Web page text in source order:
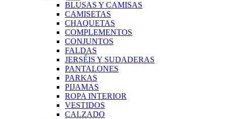
BLUSAS Y CAMISAS
CAMISETAS
CHAQUETAS
COMPLEMENTOS
CONJUNTOS
FALDAS
JERSÉIS Y SUDADERAS
PANTALONES
PARKAS
PIJAMAS
ROPA INTERIOR
VESTIDOS
CALZADO